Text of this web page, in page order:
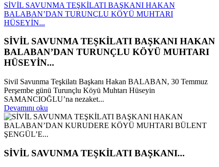
SİVİL SAVUNMA TEŞKİLATI BAŞKANI HAKAN
BALABAN’DAN TURUNÇLU KÖYÜ MUHTARI
HÜSEYİN...
SİVİL SAVUNMA TEŞKİLATI BAŞKANI HAKAN
BALABAN’DAN TURUNÇLU KÖYÜ MUHTARI
HÜSEYİN...
Sivil Savunma Teşkilatı Başkanı Hakan BALABAN, 30 Temmuz
Perşembe günü Turunçlu Köyü Muhtarı Hüseyin
SAMANCIOĞLU’na nezaket...
Devamını oku
SİVİL SAVUNMA TEŞKİLATI BAŞKANI...